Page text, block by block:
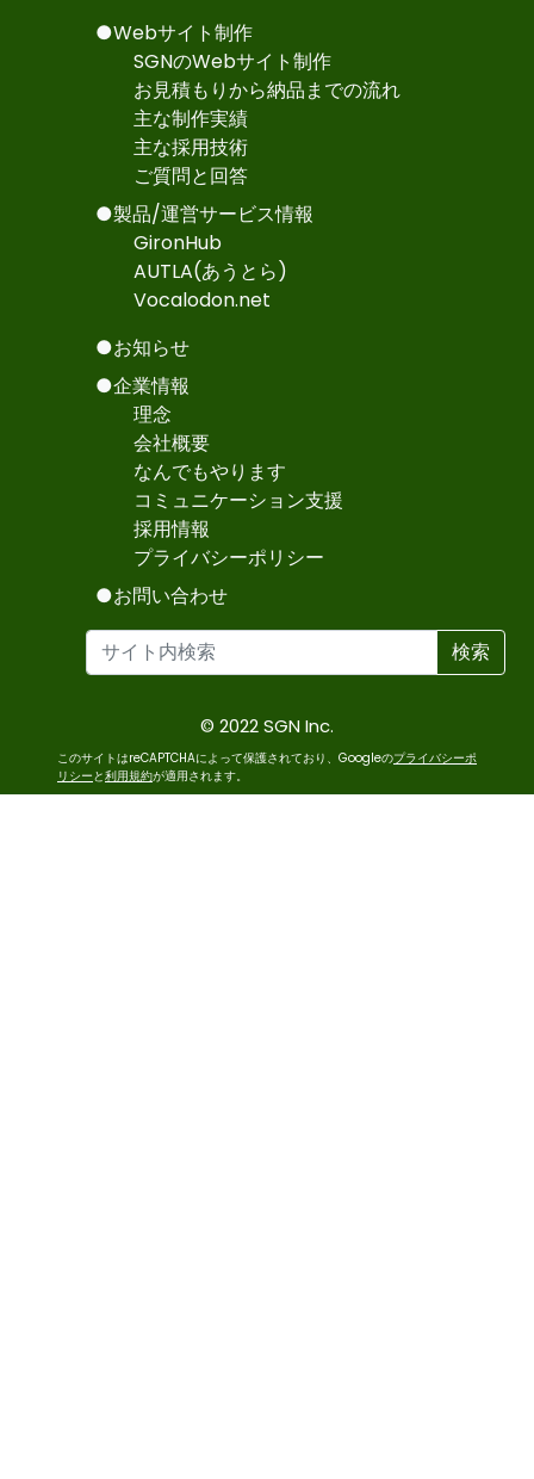
●Webサイト制作
SGNのWebサイト制作
お見積もりから納品までの流れ
主な制作実績
主な採用技術
ご質問と回答
●製品/運営サービス情報
GironHub
AUTLA(あうとら)
Vocalodon.net
●お知らせ
●企業情報
理念
会社概要
なんでもやります
コミュニケーション支援
採用情報
プライバシーポリシー
●お問い合わせ
検索
© 2022 SGN Inc.
このサイトはreCAPTCHAによって保護されており、Googleのプライバシーポ
リシーと利用規約が適用されます。